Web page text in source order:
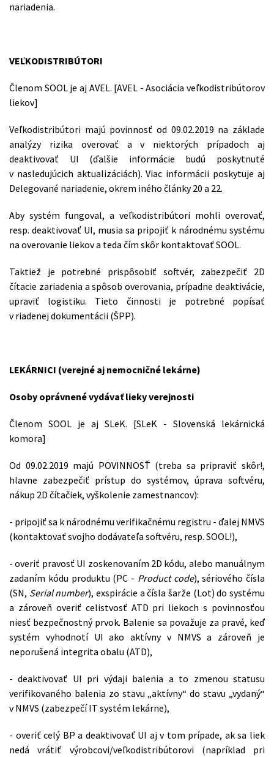
nariadenia.
VEĽKODISTRIBÚTORI
Členom SOOL je aj AVEL. [AVEL - Asociácia veľkodistribútorov
liekov]
Veľkodistribútori majú povinnosť od 09.02.2019 na základe
analýzy rizika overovať a v niektorých prípadoch aj
deaktivovať UI (ďalšie informácie budú poskytnuté
v nasledujúcich aktualizáciách). Viac informácii poskytuje aj
Delegované nariadenie, okrem iného články 20 a 22.
Aby systém fungoval, a veľkodistribútori mohli overovať,
resp. deaktivovať UI, musia sa pripojiť k národnému systému
na overovanie liekov a teda čím skôr kontaktovať SOOL.
Taktiež je potrebné prispôsobiť softvér, zabezpečiť 2D
čítacie zariadenia a spôsob overovania, prípadne deaktivácie,
upraviť logistiku. Tieto činnosti je potrebné popísať
v riadenej dokumentácii (ŠPP).
LEKÁRNICI (verejné aj nemocničné lekárne)
Osoby oprávnené vydávať lieky verejnosti
Členom SOOL je aj SLeK. [SLeK - Slovenská lekárnická
komora]
Od 09.02.2019 majú POVINNOSŤ (treba sa pripraviť skôr!,
hlavne zabezpečiť prístup do systémov, úprava softvéru,
nákup 2D čítačiek, vyškolenie zamestnancov):
- pripojiť sa k národnému verifikačnému registru - ďalej NMVS
(kontaktovať svojho dodávateľa softvéru, resp. SOOL!),
- overiť pravosť UI zoskenovaním 2D kódu, alebo manuálnym
zadaním kódu produktu (PC - Product code), sériového čísla
(SN, Serial number), exspirácie a čísla šarže (Lot) do systému
a zároveň overiť celistvosť ATD pri liekoch s povinnosťou
niesť bezpečnostný prvok. Balenie sa považuje za pravé, keď
systém vyhodnotí UI ako aktívny v NMVS a zároveň je
neporušená integrita obalu (ATD),
- deaktivovať UI pri výdaji balenia a to zmenou statusu
verifikovaného balenia zo stavu „aktívny“ do stavu „vydaný“
v NMVS (zabezpečí IT systém lekárne),
- overiť celý BP a deaktivovať UI aj v tom prípade, ak sa liek
nedá vrátiť výrobcovi/veľkodistribútorovi (napríklad pri